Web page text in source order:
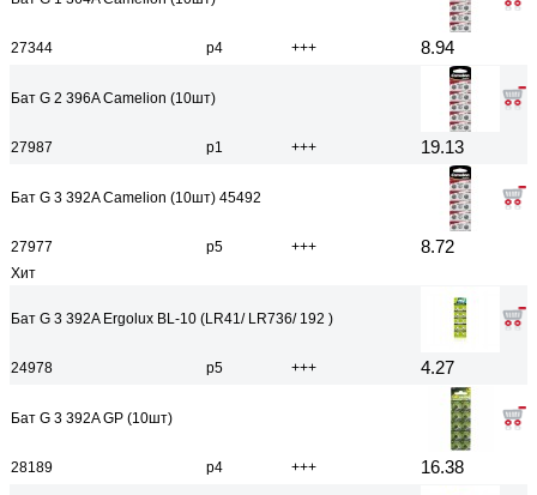
27344 р4 +++ 8.94
Бат G 2 396A Camelion (10шт)
27987 р1 +++ 19.13
Бат G 3 392A Camelion (10шт) 45492
27977 р5 +++ 8.72
Хит
Бат G 3 392A Ergolux BL-10 (LR41/ LR736/ 192 )
24978 р5 +++ 4.27
Бат G 3 392A GP (10шт)
28189 р4 +++ 16.38